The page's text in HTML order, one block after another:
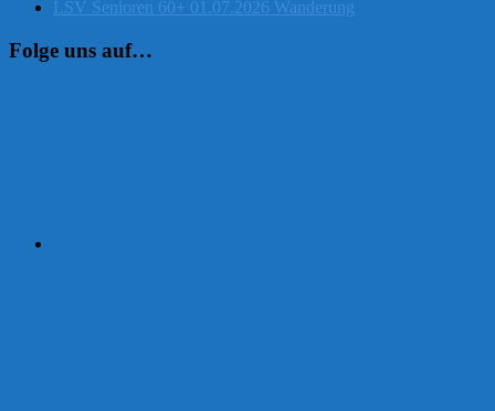
LSV Senioren 60+ 01.07.2026 Wanderung
Folge uns auf…